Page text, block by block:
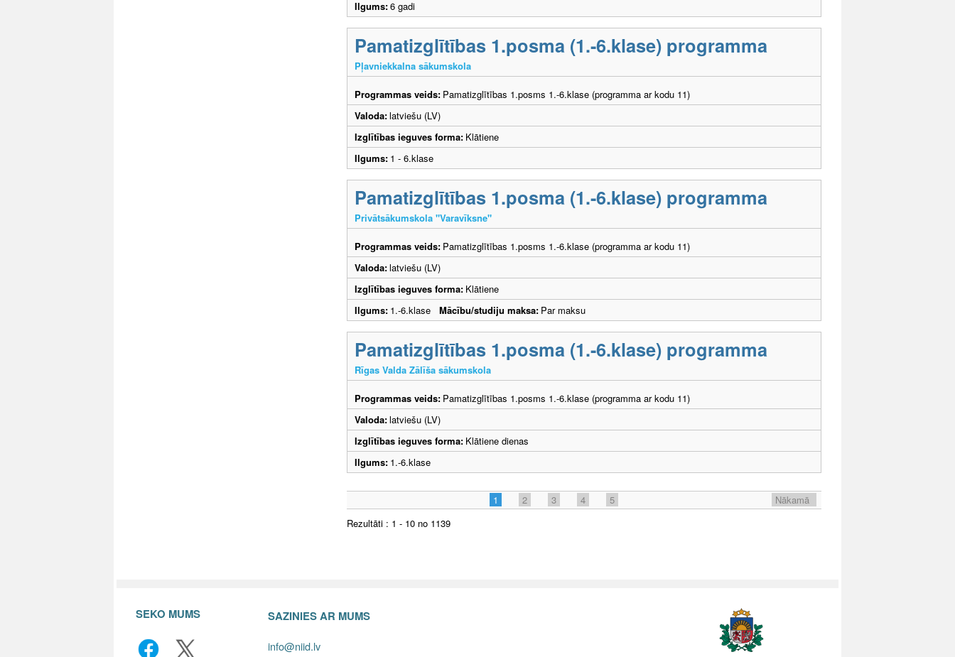
Ilgums:6 gadi
Pamatizglītības 1.posma (1.-6.klase) programma
Pļavniekkalna sākumskola
Programmas veids: Pamatizglītības 1.posms 1.-6.klase (programma ar kodu 11)
Valoda:latviešu (LV)
Izglītības ieguves forma: Klātiene
Ilgums: 1 - 6.klase
Pamatizglītības 1.posma (1.-6.klase) programma
Privātsākumskola "Varavīksne"
Programmas veids: Pamatizglītības 1.posms 1.-6.klase (programma ar kodu 11)
Valoda:latviešu (LV)
Izglītības ieguves forma: Klātiene
Ilgums: 1.-6.klase Mācību/studiju maksa: Par maksu
Pamatizglītības 1.posma (1.-6.klase) programma
Rīgas Valda Zālīša sākumskola
Programmas veids: Pamatizglītības 1.posms 1.-6.klase (programma ar kodu 11)
Valoda:latviešu (LV)
Izglītības ieguves forma: Klātiene dienas
Ilgums: 1.-6.klase
1 2 3 4 5
Nākamā
Rezultāti : 1 - 10 no 1139
SEKO MUMS SAZINIES AR MUMS
info@niid.lv